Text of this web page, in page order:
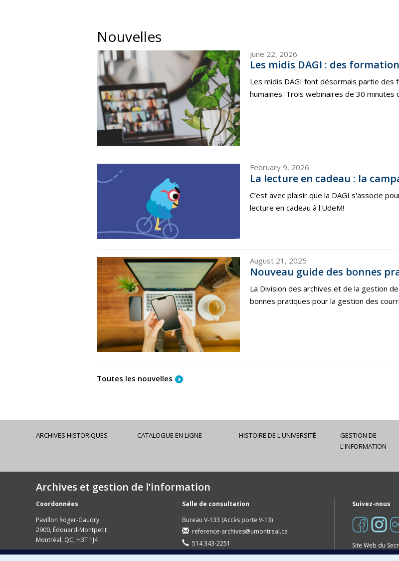
Nouvelles
June 22, 2026
Les midis DAGI : des
Les midis DAGI font désormais partie
humaines. Trois webinaires de 30 minutes
February 9, 2026
La lecture en cadeau : la
C’est avec plaisir que la DAGI s'associe
lecture en cadeau à l'UdeM!
August 21, 2025
Nouveau guide des bonnes
La Division des archives et de la gestion
bonnes pratiques pour la gestion des
Toutes les nouvelles
ARCHIVES HISTORIQUES CATALOGUE EN LIGNE HISTOIRE DE L'UNIVERSITÉ
GESTION DE
L'INFORMATION
Archives et gestion de l’information
Coordonnées
Pavillon Roger-Gaudry
2900, Édouard-Montpetit
Montréal, QC, H3T 1J4
Secrétariat: Bureau V-135 (Accès porte V-13)
Salle de consultation
Bureau V-133 (Accès porte V-13)
reference-archives@umontreal.ca
514 343-2251
Suivez-nous
Site Web du